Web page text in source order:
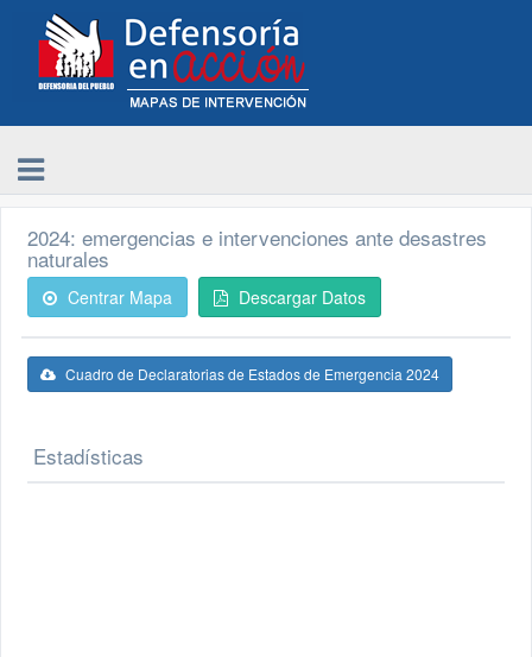
2024: emergencias e intervenciones ante desastres
naturales
Centrar Mapa Descargar Datos
Cuadro de Declaratorias de Estados de Emergencia 2024
Estadísticas